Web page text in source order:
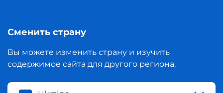
Сменить страну
Вы можете изменить страну и изучить
содержимое сайта для другого региона.